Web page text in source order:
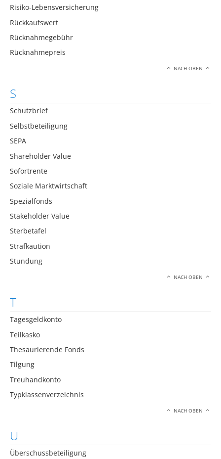
Risiko-Lebensversicherung
Rückkaufswert
Rücknahmegebühr
Rücknahmepreis
NACH OBEN
S
Schutzbrief
Selbstbeteiligung
SEPA
Shareholder Value
Sofortrente
Soziale Marktwirtschaft
Spezialfonds
Stakeholder Value
Sterbetafel
Strafkaution
Stundung
NACH OBEN
T
Tagesgeldkonto
Teilkasko
Thesaurierende Fonds
Tilgung
Treuhandkonto
Typklassenverzeichnis
NACH OBEN
U
Überschussbeteiligung